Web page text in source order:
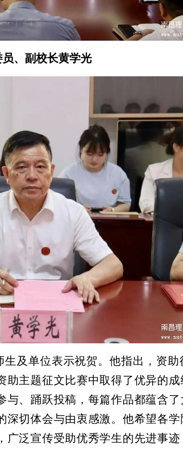
、副校长黄学光
及单位表示祝贺。他指出，资助
主题征文比赛中取得了优异的成
、踊跃投稿，每篇作品都蕴含
切体会与由衷感激。他希望各
泛宣传受助优秀学生的先进事